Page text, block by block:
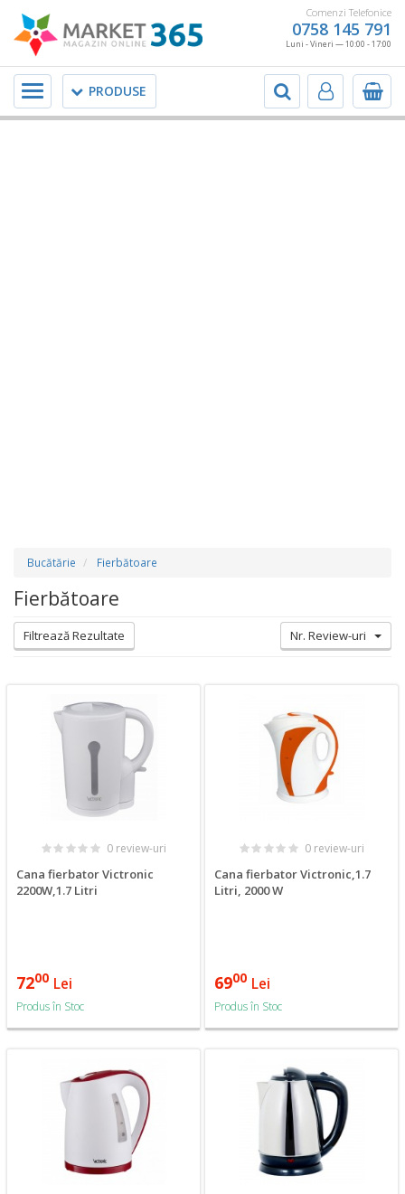
Comenzi Telefonice
0758 145 791
Luni - Vineri — 10:00 - 17:00
PRODUSE
Meniu
Bucătărie Fierbătoare
Fierbătoare
Nr. Review-uri
Filtrează Rezultate
0 review-uri
Cana fierbator Victronic
2200W,1.7 Litri
7200 Lei
Produs în Stoc
0 review-uri
Cana fierbator Victronic,1.7
Litri, 2000 W
6900 Lei
Produs în Stoc